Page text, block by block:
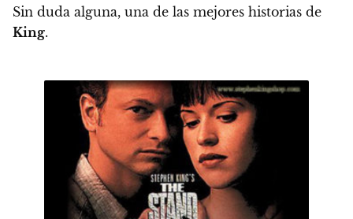
Sin duda alguna, una de las mejores historias de
King.